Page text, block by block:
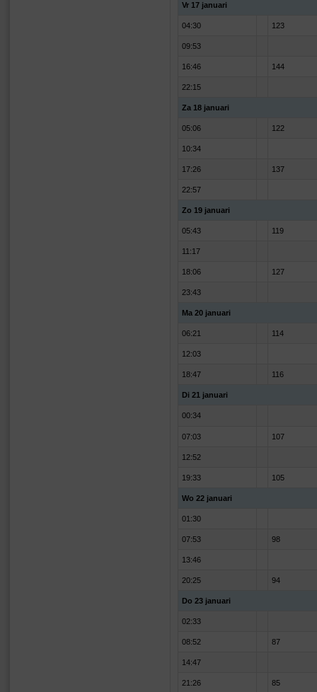
Vr 17 januari
04:30 123
09:53
16:46 144
22:15
Za 18 januari
05:06 122
10:34
17:26 137
22:57
Zo 19 januari
05:43 119
11:17
18:06 127
23:43
Ma 20 januari
06:21 114
12:03
18:47 116
Di 21 januari
00:34
07:03 107
12:52
19:33 105
Wo 22 januari
01:30
07:53 98
13:46
20:25 94
Do 23 januari
02:33
08:52 87
14:47
21:26 85